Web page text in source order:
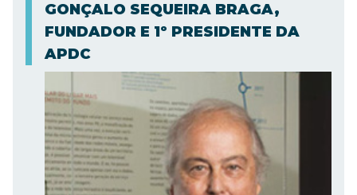
GONÇALO SEQUEIRA BRAGA,
FUNDADOR E 1º PRESIDENTE DA
APDC